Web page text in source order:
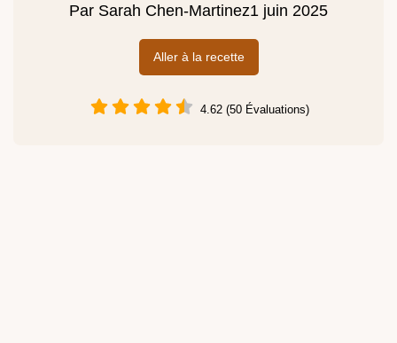
Par Sarah Chen-Martinez1 juin 2025
Aller à la recette
4.62 (50 Évaluations)